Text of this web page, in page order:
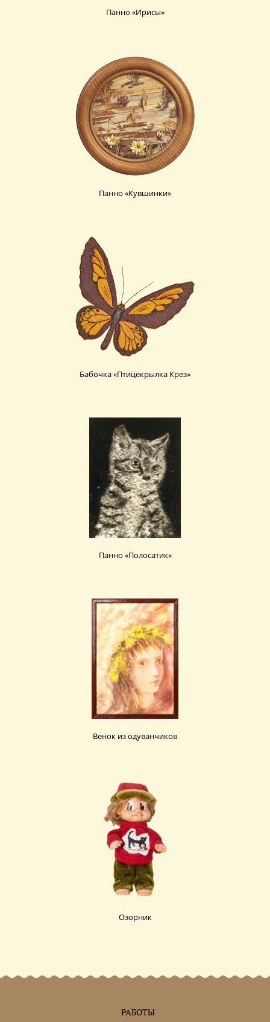
Панно «Ирисы»
Панно «Кувшинки»
Бабочка «Птицекрылка Крез»
Панно «Полосатик»
Венок из одуванчиков
Озорник
РАБОТЫ